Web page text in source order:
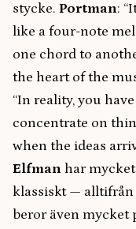
stycke. Portman:
like a four-note
one chord to
the heart of the
“In reality, you
concentrate on
when the ideas
Elfman har
klassiskt — alltifrån
beror även mycket